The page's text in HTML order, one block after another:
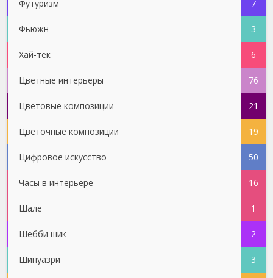
Футуризм 7
Фьюжн 3
Хай-тек 6
Цветные интерьеры 76
Цветовые композиции 21
Цветочные композиции 19
Цифровое искусство 50
Часы в интерьере 16
Шале 1
Шебби шик 2
Шинуазри 3